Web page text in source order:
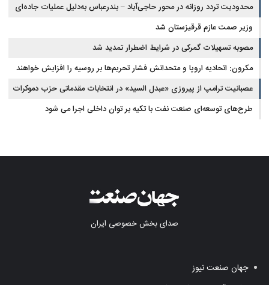
محدودیت تردد روزانه در محور حاجی‌آباد – بندرعباس به‌دلیل عملیات جاده‌ای
وزیر صمت عازم قرقیزستان شد
مصوبه تسهیلات گمرکی در شرایط اضطرار تمدید شد
مکرون: اتحادیه اروپا و متحدانش فشار تحریم‌ها بر روسیه را افزایش خواهند
دادعصبانیت ترامپ از پیروزی «عبدل السید» در انتخابات مقدماتی حزب دموکرات
در میشیگان
طرح‌های توسعه‌ای صنعت نفت با تکیه بر توان داخلی اجرا می شود
صدای بخش خصوصی ایران
جهان صنعت نیوز